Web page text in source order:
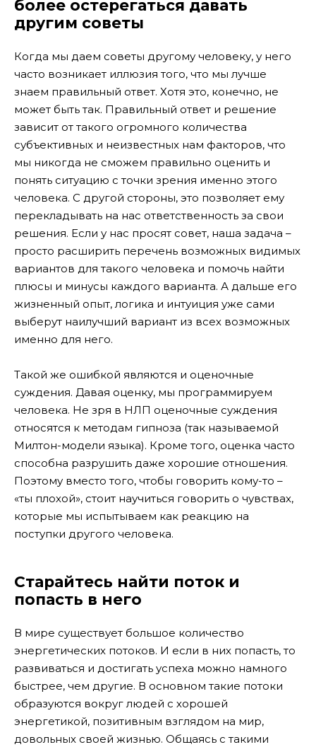
более остерегаться давать
другим советы
Когда мы даем советы другому человеку, у него
часто возникает иллюзия того, что мы лучше
знаем правильный ответ. Хотя это, конечно, не
может быть так. Правильный ответ и решение
зависит от такого огромного количества
субъективных и неизвестных нам факторов, что
мы никогда не сможем правильно оценить и
понять ситуацию с точки зрения именно этого
человека. С другой стороны, это позволяет ему
перекладывать на нас ответственность за свои
решения. Если у нас просят совет, наша задача –
просто расширить перечень возможных видимых
вариантов для такого человека и помочь найти
плюсы и минусы каждого варианта. А дальше его
жизненный опыт, логика и интуиция уже сами
выберут наилучший вариант из всех возможных
именно для него.
Такой же ошибкой являются и оценочные
суждения. Давая оценку, мы программируем
человека. Не зря в НЛП оценочные суждения
относятся к методам гипноза (так называемой
Милтон-модели языка). Кроме того, оценка часто
способна разрушить даже хорошие отношения.
Поэтому вместо того, чтобы говорить кому-то –
«ты плохой», стоит научиться говорить о чувствах,
которые мы испытываем как реакцию на
поступки другого человека.
Старайтесь найти поток и
попасть в него
В мире существует большое количество
энергетических потоков. И если в них попасть, то
развиваться и достигать успеха можно намного
быстрее, чем другие. В основном такие потоки
образуются вокруг людей с хорошей
энергетикой, позитивным взглядом на мир,
довольных своей жизнью. Общаясь с такими